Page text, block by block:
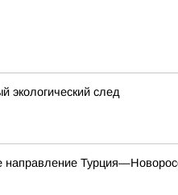
экологический след